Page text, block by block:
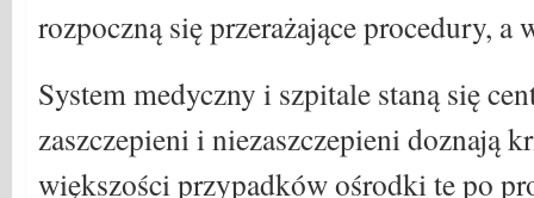
rozpoczną się przerażające procedury, a
System medyczny i szpitale staną się
zaszczepieni i niezaszczepieni doznają
większości przypadków ośrodki te po